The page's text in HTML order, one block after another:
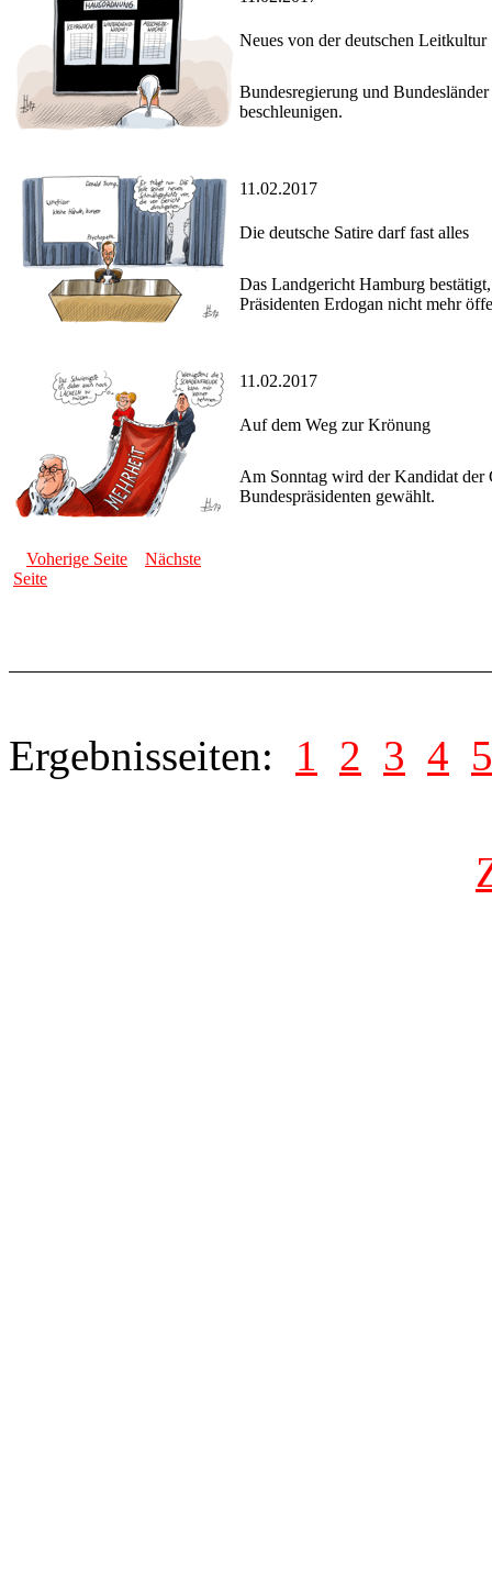
Neues von der deutschen Leitkultur
Bundesregierung und
beschleunigen.
11.02.2017
Die deutsche Satire darf fast alles
Das Landgericht Hamburg
Präsidenten Erdogan nicht mehr
11.02.2017
Auf dem Weg zur Krönung
Am Sonntag wird der Kandidat der
Bundespräsidenten gewählt.
Voherige Seite
Nächste
Seite
Ergebnisseiten: 1 2 3 4 5